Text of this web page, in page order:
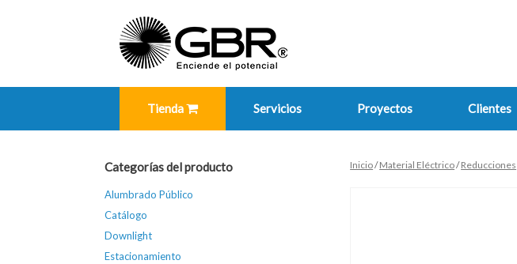
Tienda Servicios Proyectos Clientes
Inicio/Material Eléctrico/Reducciones
Categorías del producto
Alumbrado Público
Catálogo
Downlight
Estacionamiento